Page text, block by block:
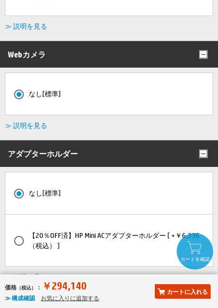
≫ 説明を見る
Webカメラ
なし[標準]
≫ 説明を見る
アダプターホルダー
なし[標準]
【20％OFF済】HP Mini ACアダプターホルダー [ +￥6,336
（税込） ]
≫ 説明を見る
価格 （税込） ： ￥294,140
≫ 構成確認 お気に入りに追加する
カートに入れる
カートを確認